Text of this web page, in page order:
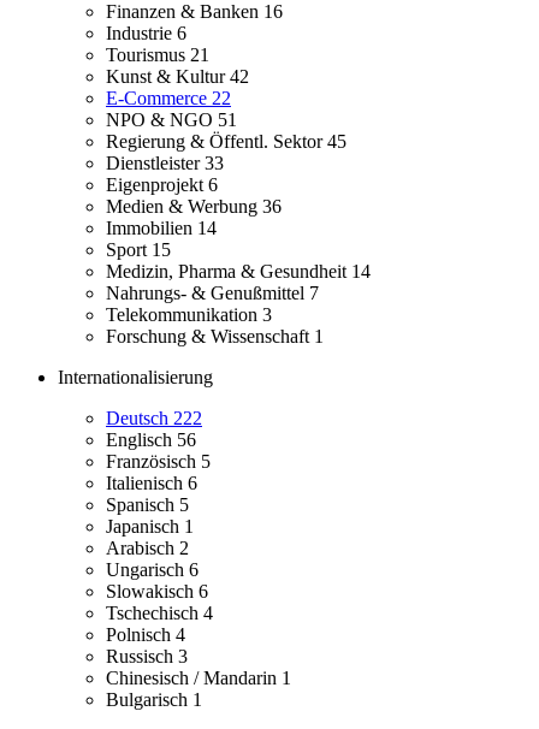
Finanzen & Banken 16
Industrie 6
Tourismus 21
Kunst & Kultur42
E-Commerce 22
NPO & NGO 51
Regierung & Öffentl. Sektor45
Dienstleister33
Eigenprojekt 6
Medien & Werbung 36
Immobilien 14
Sport 15
Medizin, Pharma & Gesundheit 14
Nahrungs- & Genußmittel 7
Telekommunikation 3
Forschung & Wissenschaft 1
Internationalisierung
Deutsch 222
Englisch 56
Französisch 5
Italienisch 6
Spanisch 5
Japanisch 1
Arabisch 2
Ungarisch 6
Slowakisch 6
Tschechisch 4
Polnisch 4
Russisch 3
Chinesisch / Mandarin 1
Bulgarisch 1